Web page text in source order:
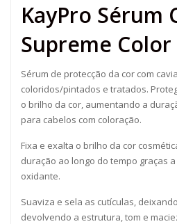
KayPro Sérum
Supreme Color
Sérum de protecção da cor com
coloridos/pintados e tratados.
o brilho da cor, aumentando a
para cabelos com coloração.
Fixa e exalta o brilho da cor
duração ao longo do tempo graças
oxidante.
Suaviza e sela as cutículas,
devolvendo a estrutura, tom e